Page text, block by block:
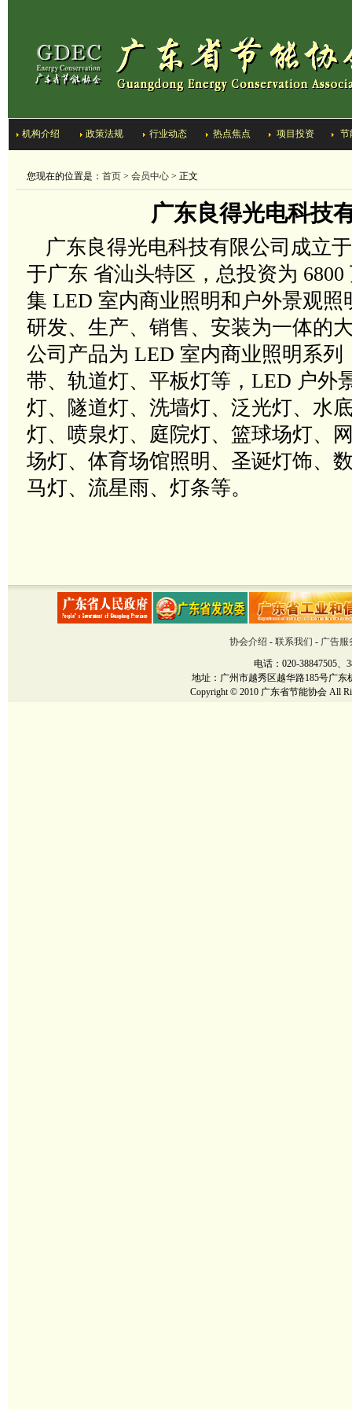
机构介绍 政策法规 行业动态 热点焦点 项目投资 节
您现在的位置是： 首页> 会员中心 > 正文
广东良得光电科技
广东良得光电科技有限公司成立于
于广东 省汕头特区，总投资为 6800
集 LED 室内商业照明和户外景观照
研发、生产、销售、安装为一体的
公司产品为 LED 室内商业照明系列
带、轨道灯、平板灯等， LED 户外
灯、隧道灯、洗墙灯、泛光灯、水
灯、喷泉灯、庭院灯、篮球场灯、
场灯、体育场馆照明、圣诞灯饰、
马灯、流星雨、灯条等。
协会介绍 - 联系我们 - 广告服
电话：020-38847505、
地址：广州市越秀区越华路185号广东
Copyright © 2010 广东省节能协会 All